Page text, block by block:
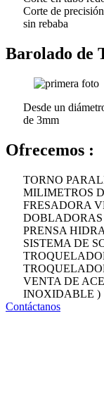
Corte de
sin rebaba
Barolado de
Desde un
de 3mm
Ofrecemos :
TORNO
MILIMETROS
FRESADORA
PRENSA
SISTEMA DE
VENTA DE
INOXIDABLE )
Contáctanos